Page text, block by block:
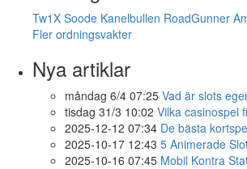
Tw1X Soode Kanelbullen RoadGunner
Fler ordningsvakter
Nya artiklar
måndag 6/4 07:25 Vad är slots
tisdag 31/3 10:02 Vilka casinospel
2025-12-12 07:34 De bästa
2025-10-17 12:43 5 Animerade
2025-10-16 07:45 Mobil Kontra